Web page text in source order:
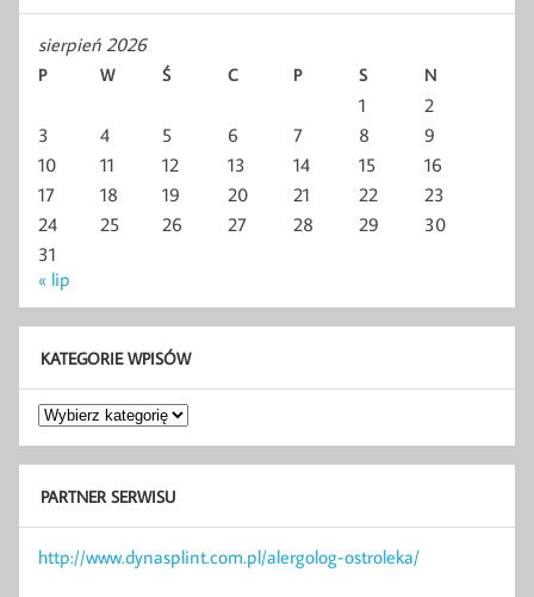
sierpień 2026
P W Ś C P S N
1
2
3
4 5 6 7 8
9
10
11 12 13 14 15
16
17
18 19 20 21 22
23
24
25 26 27 28 29
30
31
« lip
KATEGORIE WPISÓW
Kategorie
wpisów
PARTNER SERWISU
http://www.dynasplint.com.pl/alergolog-ostroleka/